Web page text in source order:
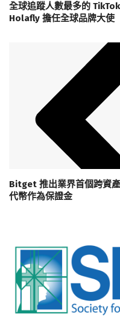
全球追蹤人數最多的
Holafly 擔任全球品牌大使
Bitget 推出業界首個跨資
代幣作為保證金